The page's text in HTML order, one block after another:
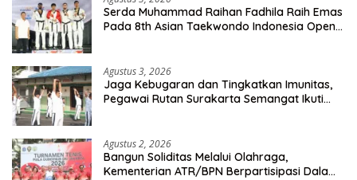
Serda Muhammad Raihan Fadhila Raih Emas
Pada 8th Asian Taekwondo Indonesia Open
Agustus 3, 2026
Jaga Kebugaran dan Tingkatkan Imunitas,
Pegawai Rutan Surakarta Semangat Ikuti
Agustus 2, 2026
Bangun Soliditas Melalui Olahraga,
Kementerian ATR/BPN Berpartisipasi Dalam